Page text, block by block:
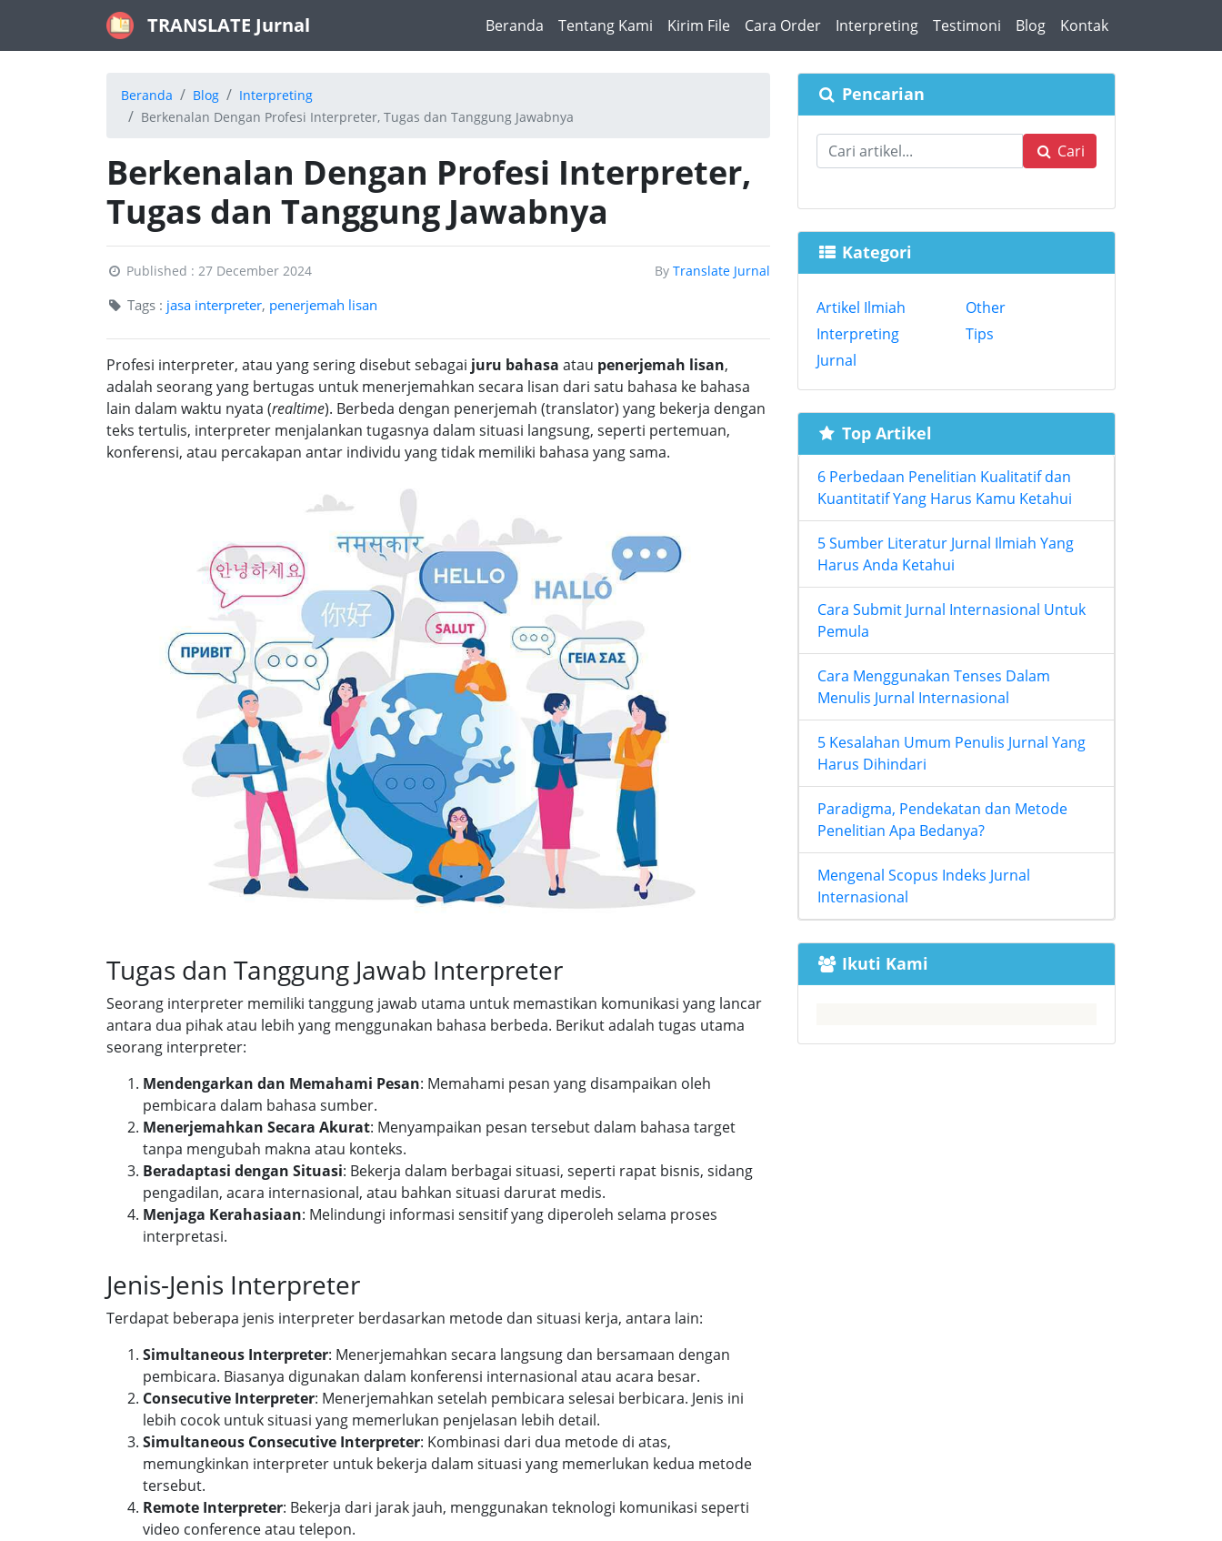
TRANSLATE Jurnal Beranda (current)
Tentang Kami Kirim File Cara Order Interpreting Testimoni Blog Kontak
Beranda Blog
Interpreting
​Berkenalan Dengan Profesi Interpreter, Tugas dan Tanggung Jawabnya
​Berkenalan Dengan Profesi Interpreter,
Tugas dan Tanggung Jawabnya
Published : 27 December 2024 By Translate Jurnal
Tags : jasa interpreter, penerjemah lisan
Profesi interpreter, atau yang sering disebut sebagai juru bahasa atau penerjemah lisan,
adalah seorang yang bertugas untuk menerjemahkan secara lisan dari satu bahasa ke bahasa
lain dalam waktu nyata (realtime). Berbeda dengan penerjemah (translator) yang bekerja dengan
teks tertulis, interpreter menjalankan tugasnya dalam situasi langsung, seperti pertemuan,
konferensi, atau percakapan antar individu yang tidak memiliki bahasa yang sama.
Tugas dan Tanggung Jawab Interpreter
Seorang interpreter memiliki tanggung jawab utama untuk memastikan komunikasi yang lancar
antara dua pihak atau lebih yang menggunakan bahasa berbeda. Berikut adalah tugas utama
seorang interpreter:
Mendengarkan dan Memahami Pesan: Memahami pesan yang disampaikan oleh
pembicara dalam bahasa sumber.
Menerjemahkan Secara Akurat: Menyampaikan pesan tersebut dalam bahasa target
tanpa mengubah makna atau konteks.
Beradaptasi dengan Situasi: Bekerja dalam berbagai situasi, seperti rapat bisnis, sidang
pengadilan, acara internasional, atau bahkan situasi darurat medis.
Menjaga Kerahasiaan: Melindungi informasi sensitif yang diperoleh selama proses
interpretasi.
Jenis-Jenis Interpreter
Terdapat beberapa jenis interpreter berdasarkan metode dan situasi kerja, antara lain:
Simultaneous Interpreter: Menerjemahkan secara langsung dan bersamaan dengan
pembicara. Biasanya digunakan dalam konferensi internasional atau acara besar.
Consecutive Interpreter: Menerjemahkan setelah pembicara selesai berbicara. Jenis ini
lebih cocok untuk situasi yang memerlukan penjelasan lebih detail.
Simultaneous Consecutive Interpreter: Kombinasi dari dua metode di atas,
memungkinkan interpreter untuk bekerja dalam situasi yang memerlukan kedua metode
tersebut.
Remote Interpreter: Bekerja dari jarak jauh, menggunakan teknologi komunikasi seperti
video conference atau telepon.
Pencarian
Cari
Kategori
Artikel Ilmiah
Interpreting
Jurnal
Other
Tips
Top Artikel
6 Perbedaan Penelitian Kualitatif dan
Kuantitatif Yang Harus Kamu Ketahui
5 Sumber Literatur Jurnal Ilmiah Yang
Harus Anda Ketahui
Cara Submit Jurnal Internasional Untuk
Pemula
Cara Menggunakan Tenses Dalam
Menulis Jurnal Internasional
5 Kesalahan Umum Penulis Jurnal Yang
Harus Dihindari
Paradigma, Pendekatan dan Metode
Penelitian Apa Bedanya?
Mengenal Scopus Indeks Jurnal
Internasional
Ikuti Kami